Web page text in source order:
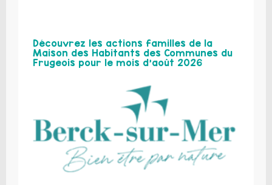
Découvrez les actions familles de la
Maison des Habitants des Communes du
Frugeois pour le mois d’août 2026